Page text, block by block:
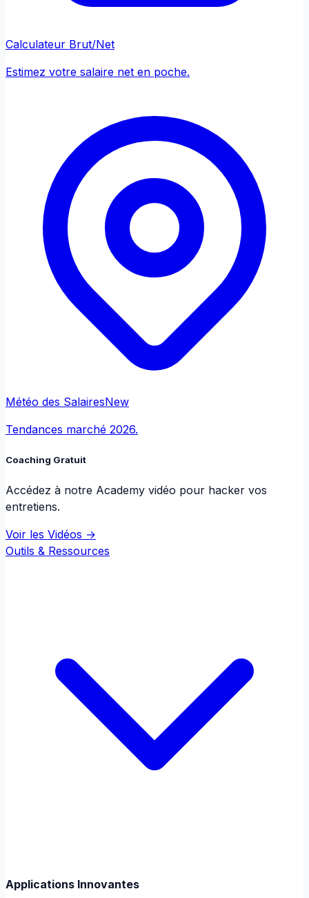
Calculateur Brut/Net
Estimez votre salaire net en poche.
Météo des SalairesNew
Tendances marché 2026.
Coaching Gratuit
Accédez à notre Academy vidéo pour hacker vos
entretiens.
Voir les Vidéos →
Outils & Ressources
Applications Innovantes